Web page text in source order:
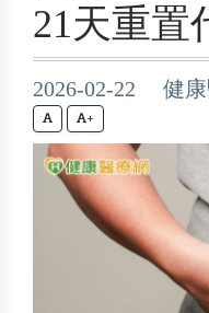
21天重置
2026-02-22 健康
+